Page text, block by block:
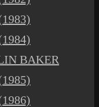
BAKER